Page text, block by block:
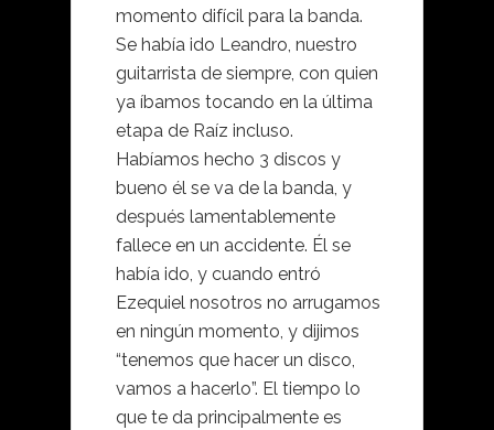
momento difícil para la banda.
Se había ido Leandro, nuestro
guitarrista de siempre, con quien
ya íbamos tocando en la última
etapa de Raíz incluso.
Habíamos hecho 3 discos y
bueno él se va de la banda, y
después lamentablemente
fallece en un accidente. Él se
había ido, y cuando entró
Ezequiel nosotros no arrugamos
en ningún momento, y dijimos
“tenemos que hacer un disco,
vamos a hacerlo”. El tiempo lo
que te da principalmente es